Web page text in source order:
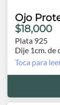
Ojo
$18,000
Plata 925
Dije 1cm. de
Toca para